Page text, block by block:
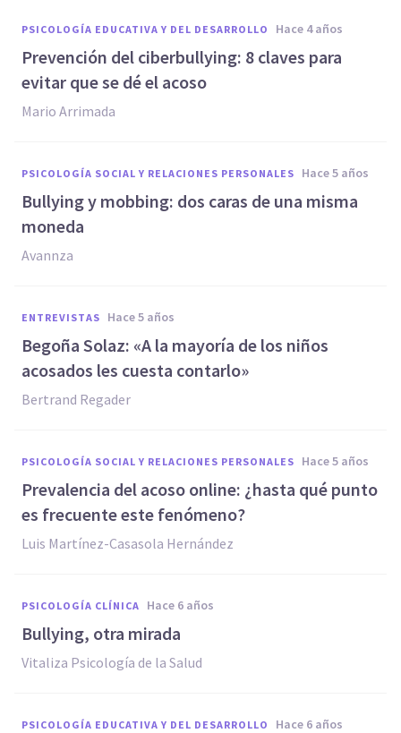
PSICOLOGÍA EDUCATIVA Y DEL DESARROLLO hace 4 años
Prevención del ciberbullying: 8 claves para
evitar que se dé el acoso
Mario Arrimada
PSICOLOGÍA SOCIAL Y RELACIONES PERSONALES hace 5 años
Bullying y mobbing: dos caras de una misma
moneda
Avannza
ENTREVISTAS hace 5 años
Begoña Solaz: «A la mayoría de los niños
acosados les cuesta contarlo»
Bertrand Regader
PSICOLOGÍA SOCIAL Y RELACIONES PERSONALES hace 5 años
Prevalencia del acoso online: ¿hasta qué punto
es frecuente este fenómeno?
Luis Martínez-Casasola Hernández
PSICOLOGÍA CLÍNICA hace 6 años
Bullying, otra mirada
Vitaliza Psicología de la Salud
PSICOLOGÍA EDUCATIVA Y DEL DESARROLLO hace 6 años